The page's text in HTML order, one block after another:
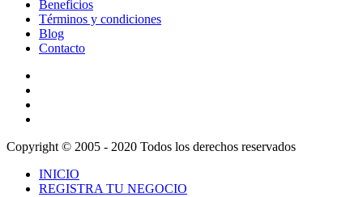
Beneficios
Términos y condiciones
Blog
Contacto
Copyright © 2005 - 2020 Todos los derechos reservados
INICIO
REGISTRA TU NEGOCIO